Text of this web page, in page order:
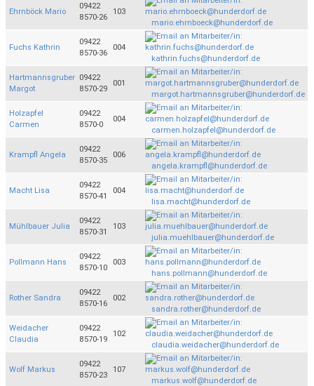
Ehrnböck Mario
09422
8570-26
103
mario.ehrnboeck@hunderdorf.de
Fuchs Kathrin
09422
8570-36
004
kathrin.fuchs@hunderdorf.de
Hartmannsgruber
Margot
09422
8570-29
001
margot.hartmannsgruber@hunderdorf.de
Holzapfel
Carmen
09422
8570-0
004
carmen.holzapfel@hunderdorf.de
Krampfl Angela
09422
8570-35
006
angela.krampfl@hunderdorf.de
Macht Lisa
09422
8570-41
004
lisa.macht@hunderdorf.de
Mühlbauer Julia
09422
8570-31
103
julia.muehlbauer@hunderdorf.de
Pollmann Hans
09422
8570-10
003
hans.pollmann@hunderdorf.de
Rother Sandra
09422
8570-16
002
sandra.rother@hunderdorf.de
Weidacher
Claudia
09422
8570-19
102
claudia.weidacher@hunderdorf.de
Wolf Markus
09422
8570-23
107
markus.wolf@hunderdorf.de